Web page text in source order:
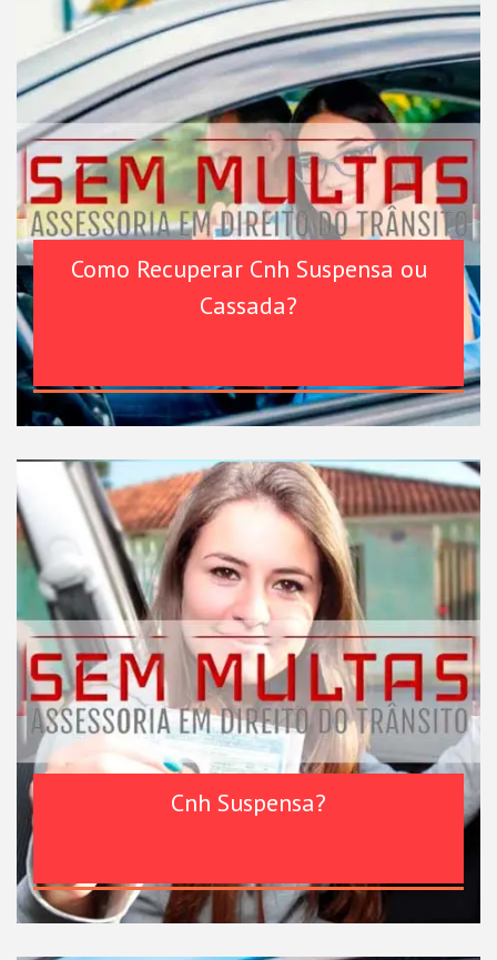
Como Recuperar Cnh Suspensa ou
Cassada?
Cnh Suspensa?